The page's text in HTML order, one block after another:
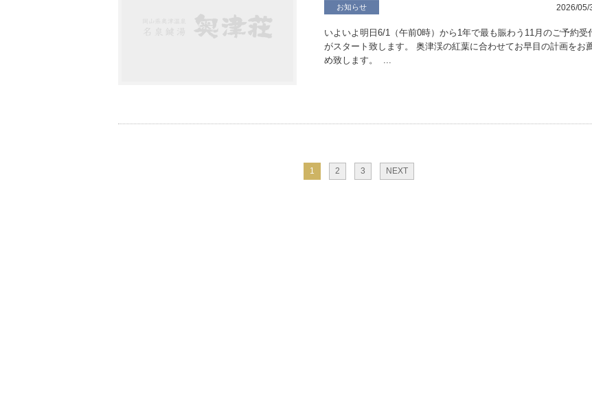
お知らせ 2026/05/
いよいよ明日6/1（午前0時）から1年で最も賑わう11月のご予約受
がスタート致します。 奥津渓の紅葉に合わせてお早目の計画をお
め致します。 ...
1 2 3 NEXT